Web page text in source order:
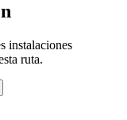
instalaciones
ruta.